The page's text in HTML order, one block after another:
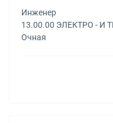
Инженер
13.00.00 ЭЛЕКТРО - И
Очная